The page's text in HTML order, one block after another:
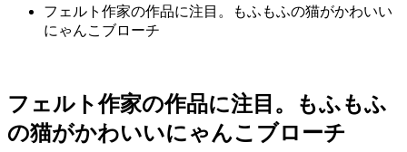
フェルト作家の作品に注目。もふもふの猫がかわいい
にゃんこブローチ
フェルト作家の作品に注目。もふもふ
の猫がかわいいにゃんこブローチ